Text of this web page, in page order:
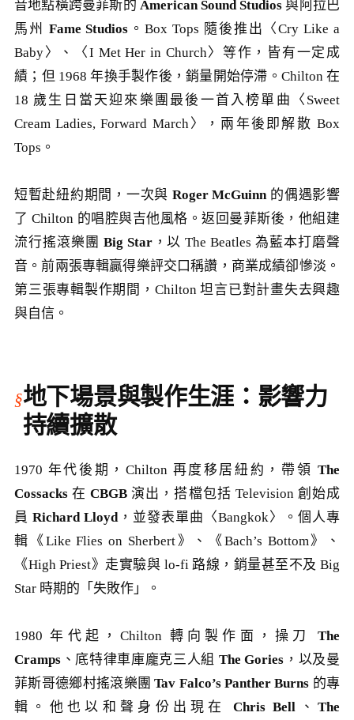
音地點橫跨曼菲斯的 American Sound Studios 與阿拉巴
馬州 Fame Studios 。Box Tops 隨後推出〈Cry Like a
Baby〉、〈I Met Her in Church〉等作，皆有一定成
績；但 1968 年換手製作後，銷量開始停滯。Chilton 在
18 歲生日當天迎來樂團最後一首入榜單曲〈Sweet
Cream Ladies, Forward March〉，兩年後即解散 Box
Tops。
短暫赴紐約期間，一次與 Roger McGuinn的偶遇影響
了 Chilton 的唱腔與吉他風格。返回曼菲斯後，他組建
流行搖滾樂團 Big Star，以 The Beatles 為藍本打磨聲
音。前兩張專輯贏得樂評交口稱讚，商業成績卻慘淡。
第三張專輯製作期間，Chilton 坦言已對計畫失去興趣
與自信。
地下場景與製作生涯：影響力
持續擴散
1970 年代後期，Chilton 再度移居紐約，帶領 The
Cossacks 在CBGB 演出，搭檔包括 Television 創始成
員 Richard Lloyd，並發表單曲〈Bangkok〉。個人專
輯《Like Flies on Sherbert》、《Bach’s Bottom》、
《High Priest》走實驗與 lo-fi 路線，銷量甚至不及 Big
Star 時期的「失敗作」。
1980 年代起，Chilton 轉向製作面，操刀 The
Cramps 、底特律車庫龐克三人組 The Gories ，以及曼
菲斯哥德鄉村搖滾樂團Tav Falco’s Panther Burns 的專
輯。他也以和聲身份出現在Chris Bell 、 The